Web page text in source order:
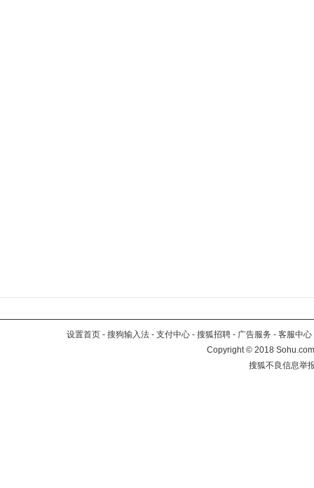
设置首页 - 搜狗输入法 - 支付中心 - 搜狐招聘 - 广告服务 - 客服中心
Copyright©2018
搜狐不良信息举